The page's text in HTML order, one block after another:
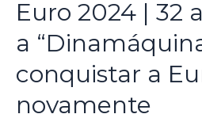
Euro 2024 | 32
a
conquistar a
novamente